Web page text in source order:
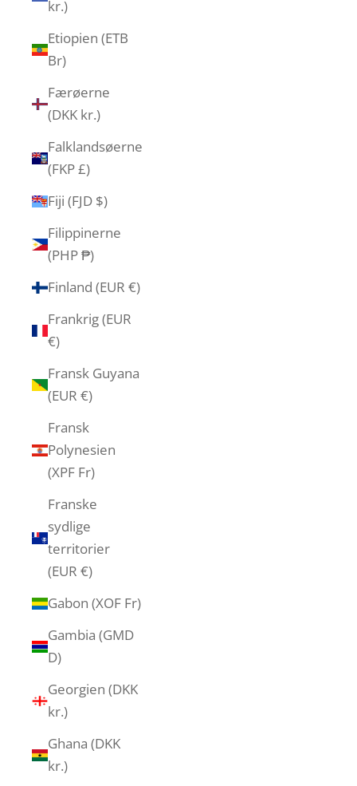
kr.)
Etiopien (ETB
Br)
Færøerne
(DKK kr.)
Falklandsøerne
(FKP £)
Fiji (FJD $)
Filippinerne
(PHP ₱)
Finland (EUR €)
Frankrig (EUR
€)
Fransk Guyana
(EUR €)
Fransk
Polynesien
(XPF Fr)
Franske
sydlige
territorier
(EUR €)
Gabon (XOF Fr)
Gambia (GMD
D)
Georgien (DKK
kr.)
Ghana (DKK
kr.)